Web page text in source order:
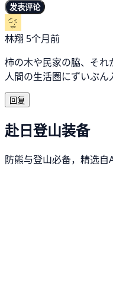
发表评论
林翔 5个月前
柿の木や民家の脇、そ
人間の生活圏にずいぶん
回复
赴日登山装备
防熊与登山必备，精选自